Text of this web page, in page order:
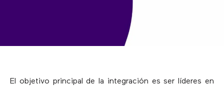
El objetivo principal de la integración es ser líderes en